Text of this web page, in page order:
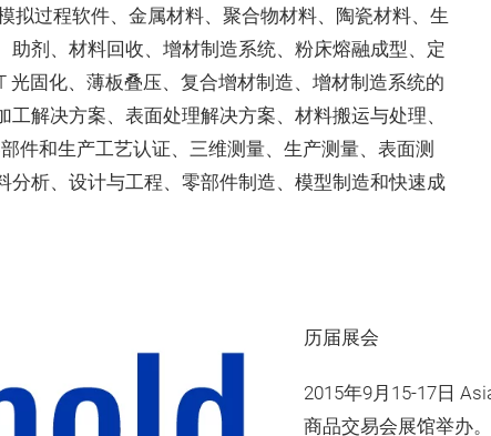
拟过程软件、金属材料、聚合物材料、陶瓷材料、生
剂、材料回收、增材制造系统、粉床熔融成型、定
光固化、薄板叠压、复合增材制造、增材制造系统的
解决方案、表面处理解决方案、材料搬运与处理、
件和生产工艺认证、三维测量、生产测量、表面测
分析、设计与工程、零部件制造、模型制造和快速成
历届展会
2015年9月15-17日
商品交易会展馆举办